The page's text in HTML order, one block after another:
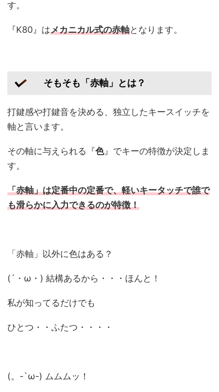
す。
『K80』はメカニカル式の赤軸となります。
そもそも「赤軸」とは？
打鍵感や打鍵音を決める、独立したキースイッチを
軸と言います。
その軸に与えられる『色』でキーの特徴が決定しま
す。
「赤軸」は定番中の定番で、軽いキータッチで誰で
も滑らかに入力できるのが特徴！
「赤軸」以外に色はある？
(´・ω・) 結構あるから・・・ほんと！
私が知ってるだけでも
ひとつ・・ふたつ・・・・
(。-`ω-) ムムムッ！